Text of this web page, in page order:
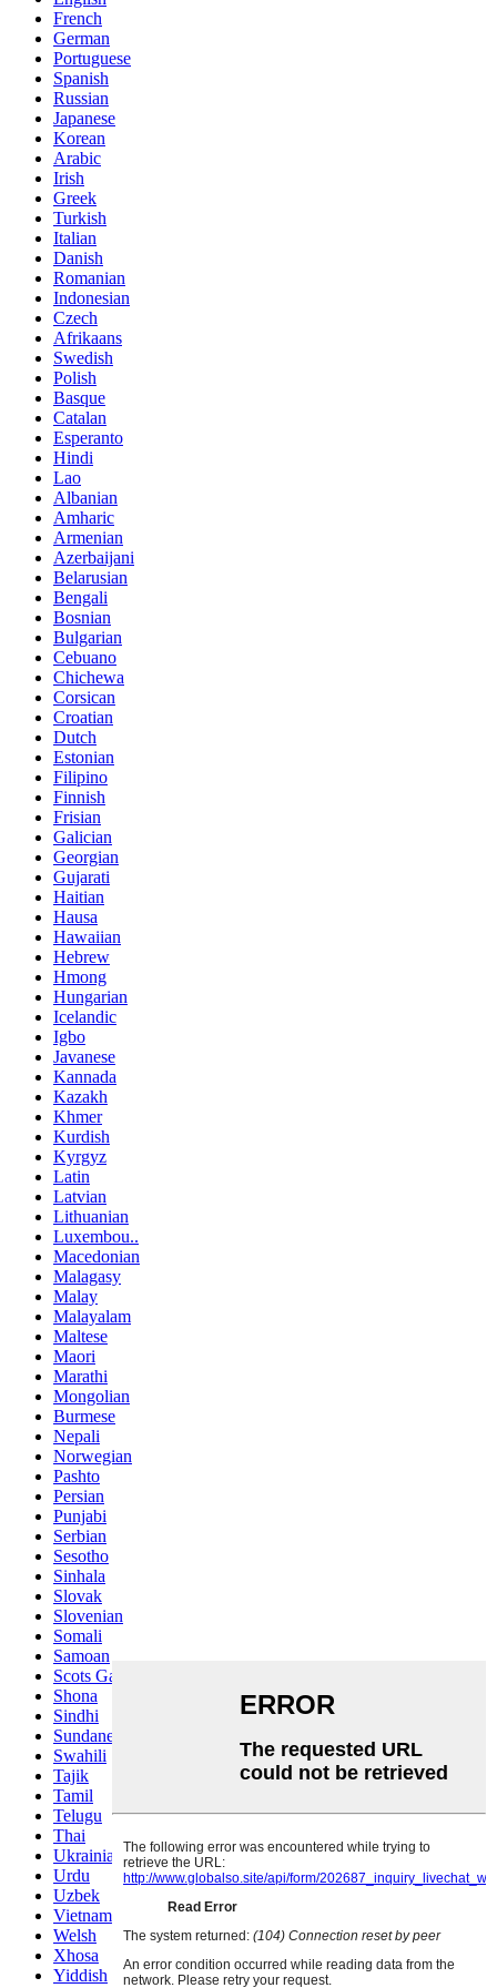
French
German
Portuguese
Spanish
Russian
Japanese
Korean
Arabic
Irish
Greek
Turkish
Italian
Danish
Romanian
Indonesian
Czech
Afrikaans
Swedish
Polish
Basque
Catalan
Esperanto
Hindi
Lao
Albanian
Amharic
Armenian
Azerbaijani
Belarusian
Bengali
Bosnian
Bulgarian
Cebuano
Chichewa
Corsican
Croatian
Dutch
Estonian
Filipino
Finnish
Frisian
Galician
Georgian
Gujarati
Haitian
Hausa
Hawaiian
Hebrew
Hmong
Hungarian
Icelandic
Igbo
Javanese
Kannada
Kazakh
Khmer
Kurdish
Kyrgyz
Latin
Latvian
Lithuanian
Luxembou..
Macedonian
Malagasy
Malay
Malayalam
Maltese
Maori
Marathi
Mongolian
Burmese
Nepali
Norwegian
Pashto
Persian
Punjabi
Serbian
Sesotho
Sinhala
Slovak
Slovenian
Somali
Samoan
Scots Gaelic
Shona
Sindhi
Sundanese
Swahili
Tajik
Tamil
Telugu
Thai
Ukrainian
Urdu
Uzbek
Vietnamese
Welsh
Xhosa
Yiddish